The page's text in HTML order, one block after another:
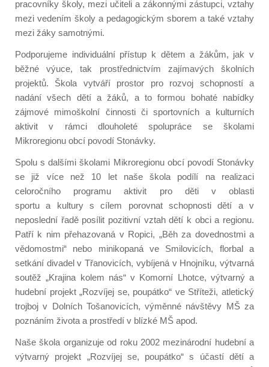
pracovníky školy, mezi učiteli a zákonnými zástupci, vztahy
mezi vedením školy a pedagogickým sborem a také vztahy
mezi žáky samotnými.
Podporujeme individuální přístup k dětem a žákům, jak v
běžné výuce, tak prostřednictvím zajímavých školních
projektů. Škola
vytváří prostor pro rozvoj schopností a
nadání všech dětí a žáků, a to formou bohaté nabídky
zájmové mimoškolní činnosti či sportovních a kulturních
aktivit v rámci dlouholeté spolupráce se školami
Mikroregionu obcí povodí Stonávky.
Spolu s dalšímiškolami Mikroregionu obcí povodí Stonávky
se již více než 10 let naše škola podílí na realizaci
celoročního programu aktivit pro děti v oblasti
sportu a kultury s cílem porovnat schopnosti dětí a v
neposlední řadě posílit pozitivní vztah dětí k obci a regionu.
Patří k nim přehazovaná v Ropici, „Běh za dovednostmi a
vědomostmi“ nebo minikopaná
ve Smilovicích, florbal a
setkání divadel v Třanovicích, vybíjená v Hnojníku, výtvarná
soutěž „Krajina kolem nás“ v Komorní Lhotce, výtvarný a
hudební projekt „Rozvíjej se, poupátko“ ve Stříteži, atletický
trojbojv Dolních Tošanovicích, výměnné návštěvy MŠ za
poznáním života a prostředí v blízké MŠ apod.
Naše škola organizuje od roku 2002 mezinárodní hudební a
výtvarný projekt „Rozvíjej se, poupátko“ s účastí dětí a